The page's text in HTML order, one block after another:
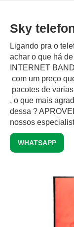
Sky
Ligando pra o
achar o que há
INTERNET
com um preço
pacotes de
, o que mais
dessa ?
nossos
WHATSAPP